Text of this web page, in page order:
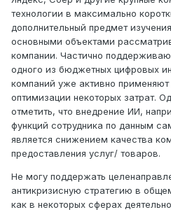
технологии в максимально
дополнительный предмет
основными объектами
компании. Частично
одного из бюджетных цифровых
компаний уже активно
оптимизации некоторых затрат.
отметить, что внедрение ИИ,
функций сотрудника по данным
является снижением качества
предоставления услуг/ товаров.
Не могу поддержать
антикризисную стратегию в
как в некоторых сферах